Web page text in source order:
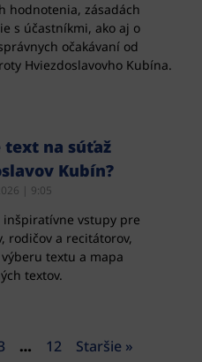
hodnotenia, zásadách
s účastníkmi, ako aj o
očakávaní od
Hviezdoslavovho Kubína.
text na súťaž
Kubín?
9:05
inšpiratívne vstupy pre
rodičov a recitátorov,
textu a mapa
textov.
… 12 Staršie »